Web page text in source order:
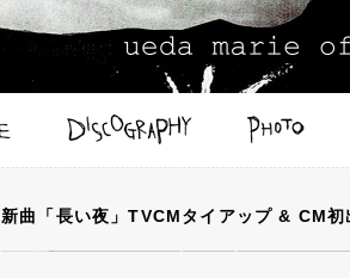
新曲「長い夜」TVCMタイアップ & CM初